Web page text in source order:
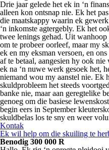
Drie jaar gelede het ek in ‘n
alleen kon ontsnap nie. Ek het
die maatskappy waarin ek
‘n inkomste agtergebly. Ek het
twee lenings gehad. Uit
om te probeer oorleef, maar my
ek en my eksman versoen, en
af te betaal, aangesien hy ook
ek na ‘n nuwe werk gesoek het,
niemand wou my aanstel nie. Ek
skuldprobleem het steeds
banke nie, maar aan geregtelike
genoeg om die basiese
begin eers in September
skuldbelas los te sny en weer
Kontak
Ek wil help om die skuiling te
Benodig 300 000 R